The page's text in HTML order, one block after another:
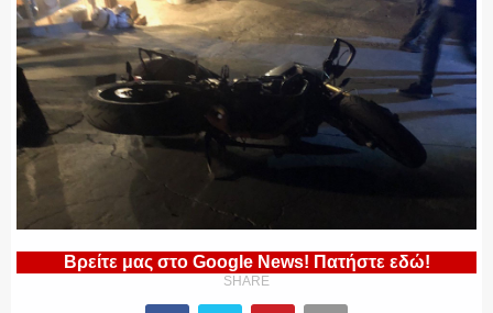
ΕΚΑΜ
ΥΑΤ/ΥΜΕΤ
ΕΛΛΗΝΙΚΗ ΑΣΤΥΝΟΜΙΑ
Βρείτε μας στο Google News! Πατήστε εδώ!
SHARE